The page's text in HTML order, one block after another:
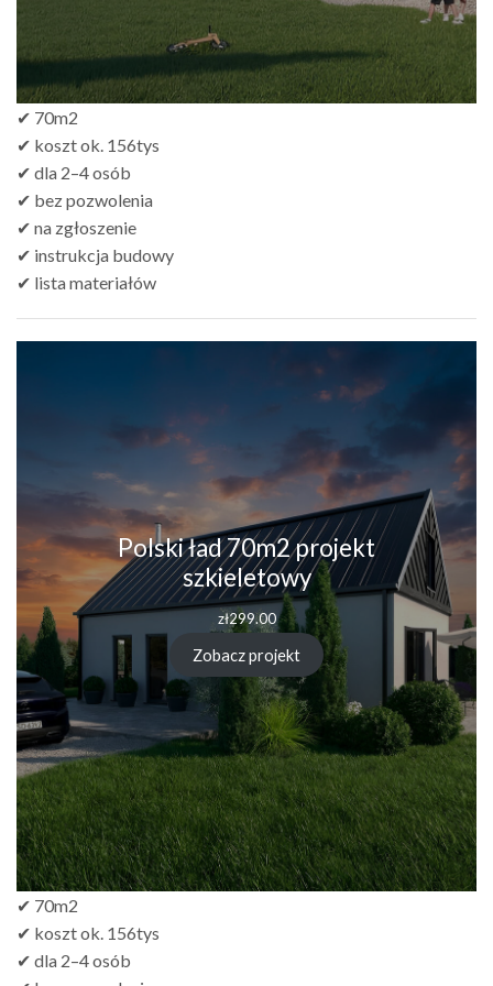
✔ 70m2
✔ koszt ok. 156tys
✔ dla 2–4 osób
✔ bez pozwolenia
✔ na zgłoszenie
✔ instrukcja budowy
✔ lista materiałów
Polski ład 70m2 projekt
szkieletowy
zł299.00
Zobacz projekt
✔ 70m2
✔ koszt ok. 156tys
✔ dla 2–4 osób